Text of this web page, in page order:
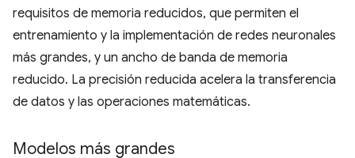
requisitos de memoria reducidos, que permiten el
entrenamiento y la implementación de redes neuronales
más grandes, y un ancho de banda de memoria
reducido. La precisión reducida acelera la transferencia
de datos y las operaciones matemáticas.
Modelos más grandes